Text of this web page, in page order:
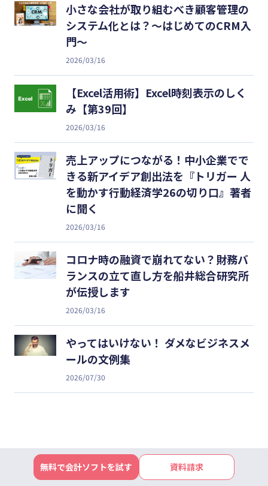
小さな会社が取り組むべき顧客管理の
システム化とは？～はじめてのCRM入
門～
2026/03/16
【Excel活用術】Excel時刻表示のしく
み【第39回】
2026/03/16
売上アップにつながる！中小企業でで
きる新アイデア創出法を『トリガー 人
を動かす行動経済学26の切り口』著者
に聞く
2026/03/16
コロナ時の融資で崩れてない？財務バ
ランスの立て直し方を船井総合研究所
が伝授します
2026/03/16
やってはいけない！ ダメなビジネスメ
ールの文例集
2026/07/30
無料で会計ソフトを試す 資料請求